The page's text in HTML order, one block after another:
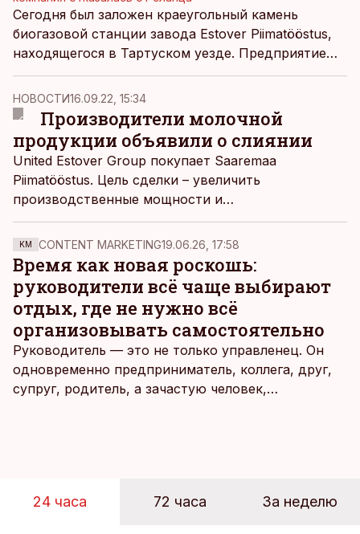
Сегодня был заложен краеугольный камень
биогазовой станции завода Estover Piimatööstus,
находящегося в Тартуском уезде. Предприятие
заменит сланцевое масло на биогаз, ожидая от
новой технологии одновременно как сбережения
окружающей среды, так и экономической
выгоды.
НОВОСТИ16.09.22, 15:34
Производители молочной
продукции объявили о слиянии
United Estover Group покупает Saaremaa
Piimatööstus. Цель сделки – увеличить
производственные мощности и
конкурентоспособность как в Эстонии, так и на
зарубежных рынках, пишетÄripäev
KM CONTENT MARKETING19.06.26, 17:58
Время как новая роскошь:
руководители всё чаще выбирают
отдых, где не нужно всё
организовывать самостоятельно
Руководитель — это не только управленец. Он
одновременно предприниматель, коллега, друг,
супруг, родитель, а зачастую человек,
человека. Поэтому от отдыха все чаще ждут не
24 часа 72 часа За неделю